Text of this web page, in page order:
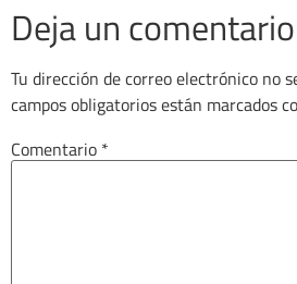
Deja un comentario
Tu dirección de correo electrónico no
campos obligatorios están marcados
Comentario *